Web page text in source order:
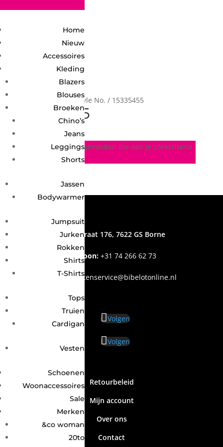
Home
Nieuw
Accessoires
Kleding
Blazers
Blouses
Broeken
Chino’s
Jeans
Leggings
Shorts
Jassen
Bodywarmer
Jumpsuit
Jurken
Rokken
Shirts
T-Shirts
Tops
Truien
Cardigan
Vesten
Schoenen
Woonaccessoires
Sale
Merken
&co woman
20to
/ Product Style No. / 15335455
15335455
Geen producten gevonden die aan je zoekcriteria
Grotestraat 176, 7622 GS Borne
Telefoon: +31 74 266 62 73
Email:klantenservice@bibelotonline.nl
Volgen
Volgen
Retourbeleid
Mijn account
Over ons
Contact